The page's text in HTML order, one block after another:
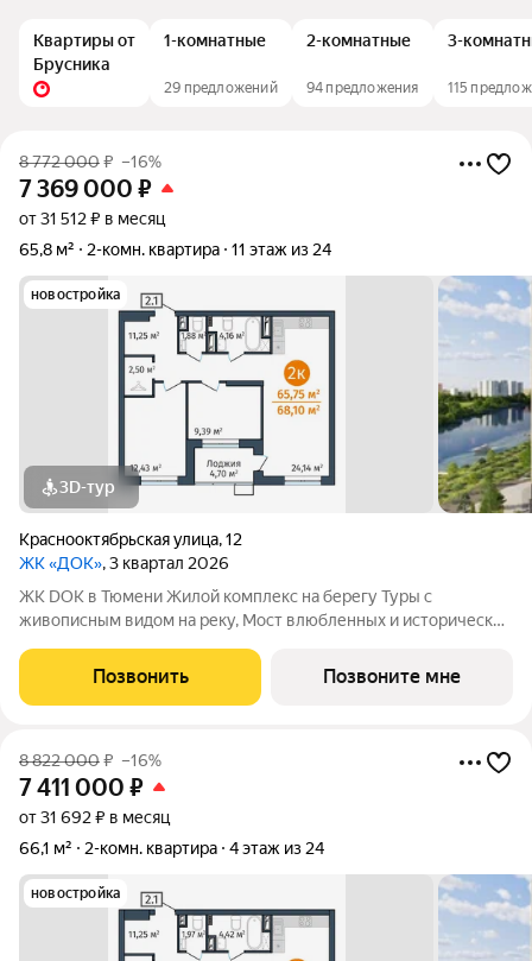
Квартиры от
Брусника
1-комнатные
29 предложений
2-комнатные
94 предложения
3-
115
8 772 000₽ –16%
7 369 000 ₽
от 31 512 ₽ в месяц
65,8 м²
2-комн. квартира 11 этаж из 24
новостройка
3D-тур
Краснооктябрьская улица,12
ЖК «ДОК», 3 квартал 2026
ЖК DOK в Тюмени Жилой комплекс на берегу Туры с
живописным видом на реку, Мост влюбленных и исторический
принципиально новой организацией общественных зон. Три
лепестка здания сходятся в большое
Позвонить Позвоните мне
8 822 000₽ –16%
7 411 000 ₽
от 31 692 ₽ в месяц
66,1 м²
2-комн. квартира 4 этаж из 24
новостройка